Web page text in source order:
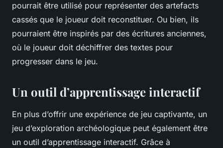
pourrait être utilisé pour représenter des artefacts
cassés que le joueur doit reconstituer. Ou bien, ils
pourraient être inspirés par des écritures anciennes,
où le joueur doit déchiffrer des textes pour
progresser dans le jeu.
Un outil d’apprentissage interactif
En plus d’offrir une expérience de jeu captivante, un
jeu d’exploration archéologique peut également être
un outil d’apprentissage interactif. Grâce à